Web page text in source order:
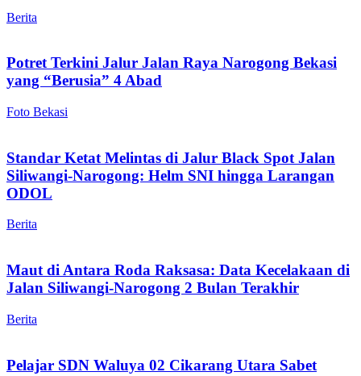
Berita
Potret Terkini Jalur Jalan Raya Narogong Bekasi
yang “Berusia” 4 Abad
Foto Bekasi
Standar Ketat Melintas di Jalur Black Spot Jalan
Siliwangi-Narogong: Helm SNI hingga Larangan
ODOL
Berita
Maut di Antara Roda Raksasa: Data Kecelakaan di
Jalan Siliwangi-Narogong 2 Bulan Terakhir
Berita
Pelajar SDN Waluya 02 Cikarang Utara Sabet